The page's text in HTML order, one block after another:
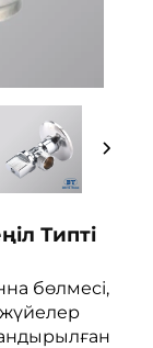
Типті
бөлмесі,